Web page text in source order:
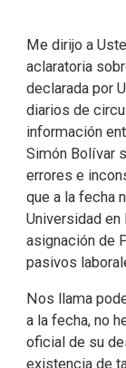
Me dirijo a
aclaratoria
declarada por
diarios de
información
Simón Bolívar
errores e
que a la fecha
Universidad
asignación de
pasivos
Nos llama
a la fecha, no
oficial de su
existencia de